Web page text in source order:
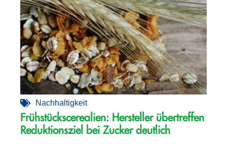
Nachhaltigkeit
Frühstückscerealien: Hersteller übertreffen
Reduktionsziel bei Zucker deutlich